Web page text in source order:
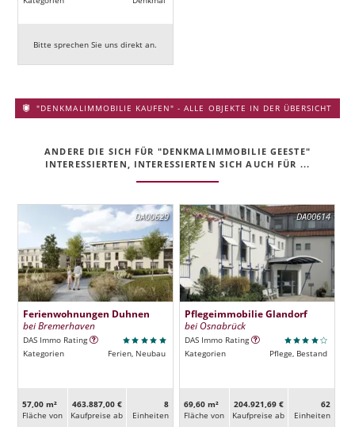
Bitte sprechen Sie uns direkt an.
"DENKMALIMMOBILIE KAUFEN" - ALLE OBJEKTE IN DER ÜBERSICHT
ANDERE DIE SICH FÜR "DENKMALIMMOBILIE GEESTE"
INTERESSIERTEN, INTERESSIERTEN SICH AUCH FÜR ...
DA00629
Ferienwohnungen Duhnen
bei Bremerhaven
DAS Immo Rating
Kategorien
Ferien, Neubau
57,00 m²
Fläche von
463.887,00 €
Kaufpreise ab
8
Ein­heiten
DA00614
Pflegeimmobilie Glandorf
bei Osnabrück
DAS Immo Rating
Kategorien
Pflege, Bestand
69,60 m²
Fläche von
204.921,69 €
Kaufpreise ab
62
Ein­heiten